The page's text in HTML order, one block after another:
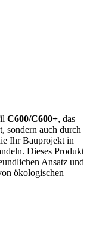
C600/C600+, das
sondern auch durch
Ihr Bauprojekt in
Dieses Produkt
Ansatz und
ökologischen